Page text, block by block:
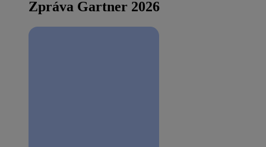
Zpráva Gartner 2026